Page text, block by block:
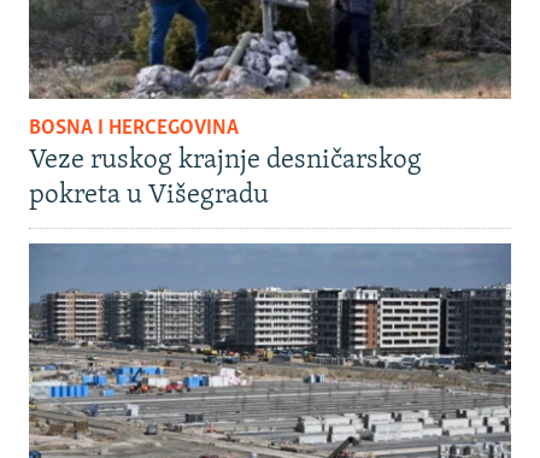
BOSNA I HERCEGOVINA
Veze ruskog krajnje desničarskog
pokreta u Višegradu